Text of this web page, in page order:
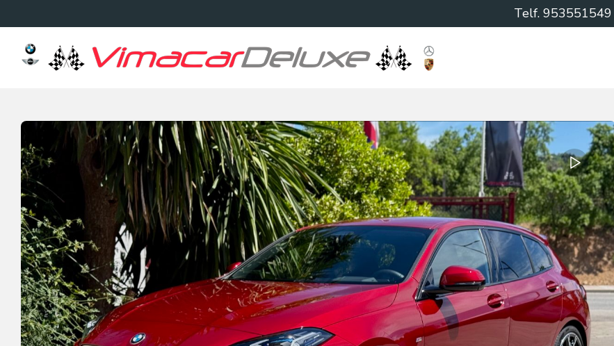
Telf. 953551549